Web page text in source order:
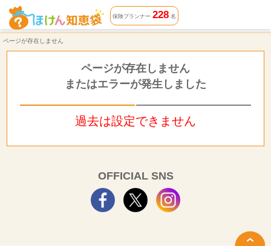
ページが存在しません | ほけん知恵袋
保険プランナー 228名
ページが存在しません
ページが存在しません
またはエラーが発生しました
過去は設定できません
OFFICIAL SNS